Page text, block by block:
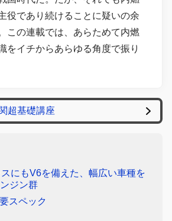
役であり続けることに疑いの余
この連載では、あらためて内燃
をイチからあらゆる角度で振り
超基礎講座
にもV6を備えた、幅広い車種を
ジン群
スペック